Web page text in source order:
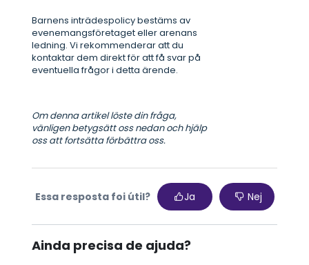
Barnens inträdespolicy bestäms av
evenemangsföretaget eller arenans
ledning. Vi rekommenderar att du
kontaktar dem direkt för att få svar på
eventuella frågor i detta ärende.
Om denna artikel löste din fråga,
vänligen betygsätt oss nedan och hjälp
oss att fortsätta förbättra oss.
Essa resposta foi útil? Ja Nej
Ainda precisa de ajuda?